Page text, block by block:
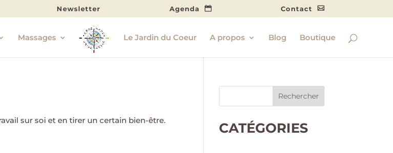
Newsletter Agenda Contact
Massages Le Jardin du Coeur A propos Blog Boutique
sur soi et en tirer un certain bien-être.
Rechercher
CATÉGORIES